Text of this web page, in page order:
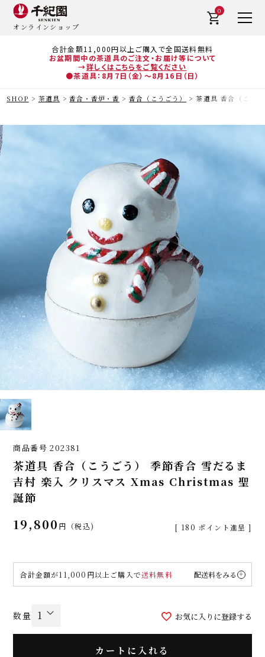
合計金額11,000円以上ご購入で全国送料無料
お盆期間中の茶道具のご注文・お届け等について
→詳しくはこちらをご覧ください
●茶道具：8月7日（金）～8月16日（日）
オンラインショップ
0
SHOP 茶道具 香合・香炉・香 香合（こうごう） 茶道具 香合（こう
商品番号 202381
茶道具 香合（こうごう） 季節香合 雪だるま
吉村 楽入 クリスマス Xmas Christmas 聖
誕節
19,800 税込 [ 180 ポイント進呈 ]
合計金額が11,000円以上ご購入で送料無料 配送料をみる
お気に入りに登録する
カートに入れる